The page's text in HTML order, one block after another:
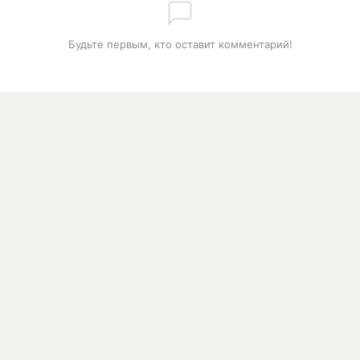
Будьте первым, кто оставит комментарий!